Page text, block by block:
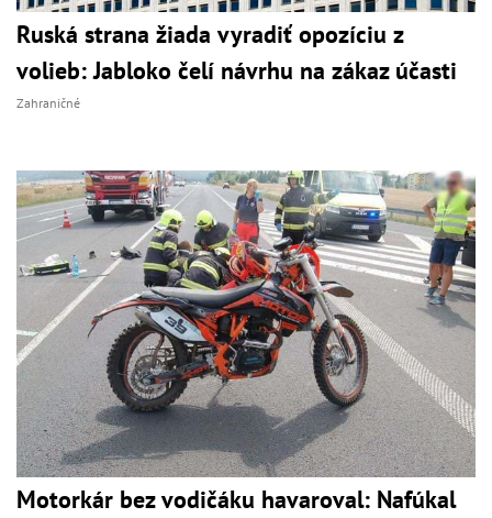
Ruská strana žiada vyradiť opozíciu z
volieb: Jabloko čelí návrhu na zákaz účasti
Zahraničné
Motorkár bez vodičáku havaroval: Nafúkal